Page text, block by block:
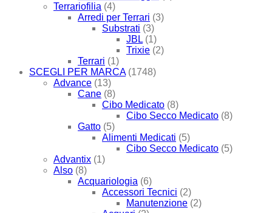
Terrariofilia (4)
Arredi per Terrari (3)
Substrati (3)
JBL (1)
Trixie (2)
Terrari (1)
SCEGLI PER MARCA (1748)
Advance (13)
Cane (8)
Cibo Medicato (8)
Cibo Secco Medicato (8)
Gatto (5)
Alimenti Medicati (5)
Cibo Secco Medicato (5)
Advantix (1)
Also (8)
Acquariologia (6)
Accessori Tecnici (2)
Manutenzione (2)